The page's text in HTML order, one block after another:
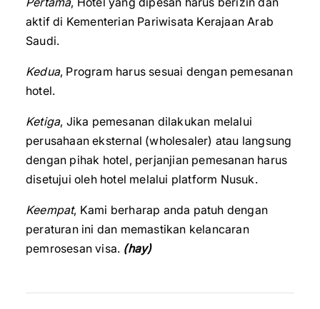
aktif di Kementerian Pariwisata Kerajaan Arab
Saudi.
Kedua, Program harus sesuai dengan pemesanan
hotel.
Ketiga, Jika pemesanan dilakukan melalui
perusahaan eksternal (wholesaler) atau langsung
dengan pihak hotel, perjanjian pemesanan harus
disetujui oleh hotel melalui platform Nusuk.
Keempat, Kami berharap anda patuh dengan
peraturan ini dan memastikan kelancaran
pemrosesan visa. (hay)